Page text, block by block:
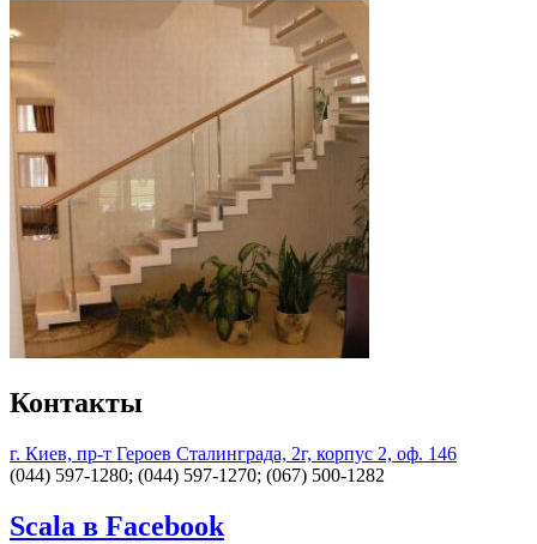
Контакты
г. Киев, пр-т Героев Сталинграда, 2г, корпус 2, оф. 146
(044) 597-1280; (044) 597-1270; (067) 500-1282
Scala в Facebook